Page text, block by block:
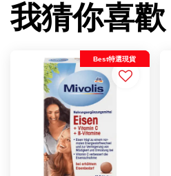
我猜你喜歡
Best特選現貨